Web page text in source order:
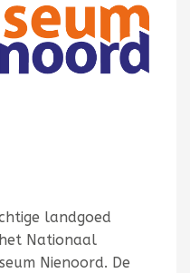
landgoed
Nationaal
Nienoord. De